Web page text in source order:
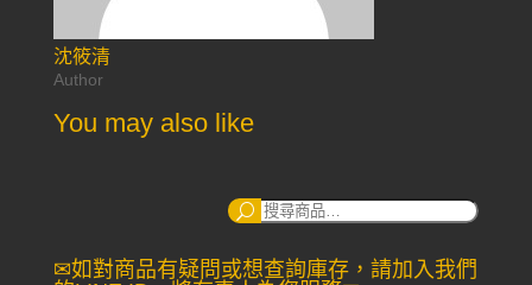
沈筱清
Author
You may also like
搜
✉如對商品有疑問或想查詢庫存，請加入我們